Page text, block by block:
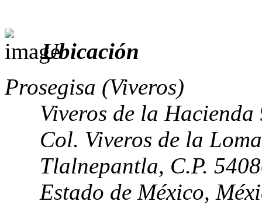
Ubicación
Prosegisa (Viveros)
Viveros de la Hacienda
Col. Viveros de la Loma
Tlalnepantla, C.P.
Estado de México,